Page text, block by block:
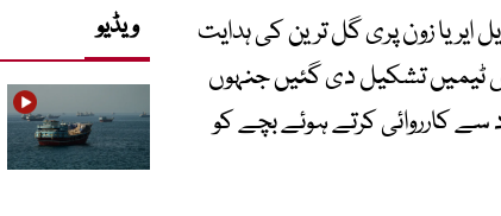
ایریا زون پری گل ترین کی ہدایت
ٹیمیں تشکیل دی گئیں جنہوں
کارروائی کرتے ہوئے بچے کو
ویڈیو